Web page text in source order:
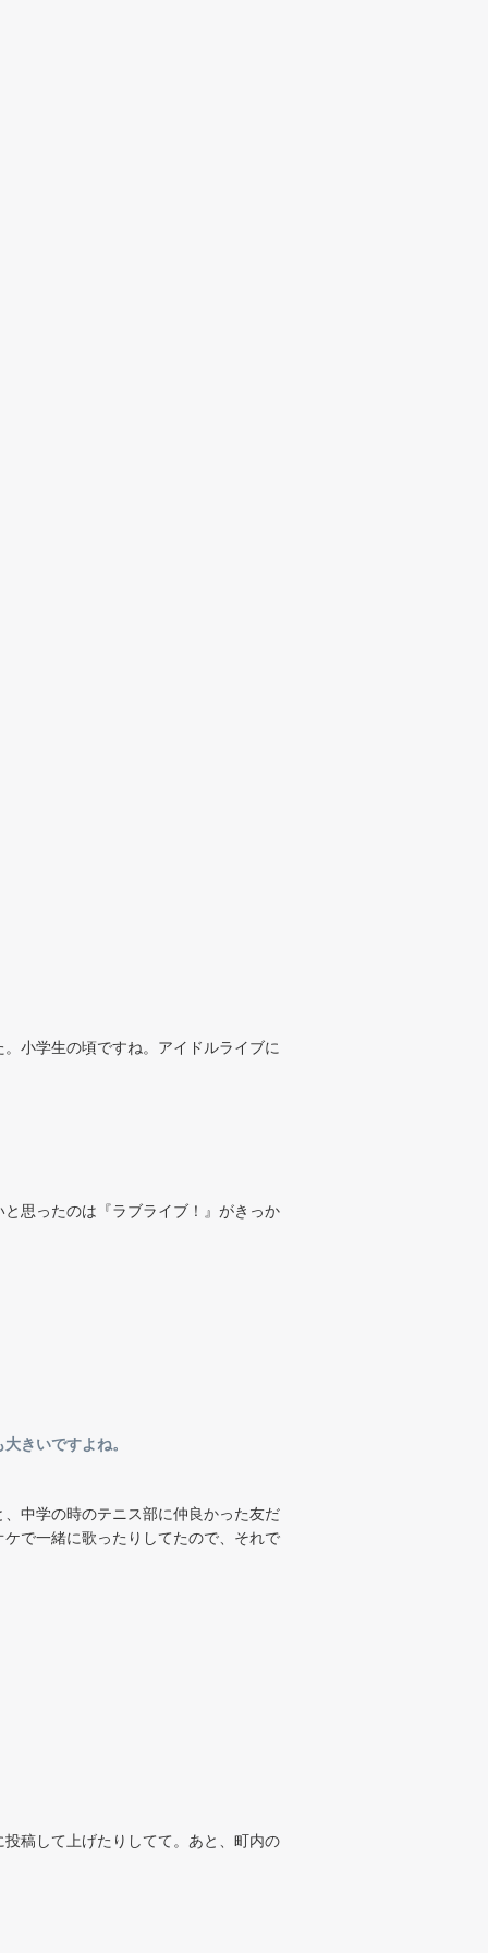
小学生の頃ですね。アイドルライブに
思ったのは『ラブライブ！』がきっか
きいですよね。
中学の時のテニス部に仲良かった友だ
で一緒に歌ったりしてたので、それで
稿して上げたりしてて。あと、町内の